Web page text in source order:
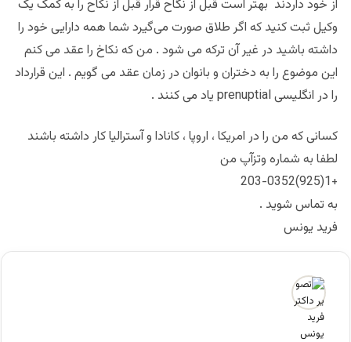
از خود داردند بهتر است قبل از نگاح قرار قبل از نکاح را به کمک یک
وکیل ثبت کنید که اگر طلاق صورت می‌گیرد شما همه دارایی خود را
داشته باشید در غیر آن ترکه می شود . من که نکاخ را عقد می کنم
این موضوع را به دختران و بانوان در زمان عقد می گویم . این قرارداد
را در انگلیسی prenuptial یاد می کنند .
کسانی که من را در امریکا ، اروپا ، کانادا و آسترالیا کار داشته باشند
لطفا به شماره وتزآپ من
+1(925)203-0352
به تماس شوید .
فرید یونس